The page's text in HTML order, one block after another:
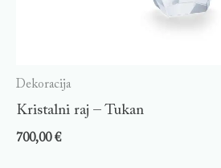
Dekoracija
Kristalni raj – Tukan
700,00€